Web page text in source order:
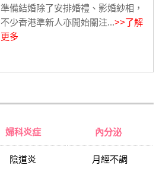
準備結婚除了安排婚禮、影婚紗相，
不少香港準新人亦開始關注...>>了解
更多
婦科炎症
陰道炎
內分泌
月經不調